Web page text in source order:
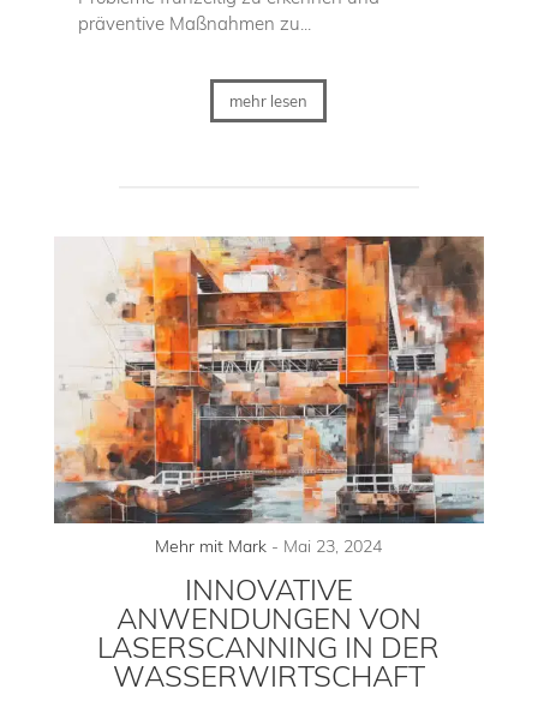
präventive Maßnahmen zu...
mehr lesen
Mehr mit Mark - Mai 23, 2024
INNOVATIVE
ANWENDUNGEN VON
LASERSCANNING IN DER
WASSERWIRTSCHAFT